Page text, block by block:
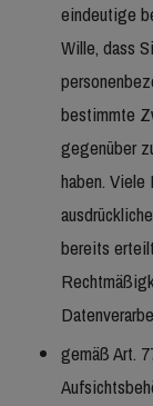
eindeutige
Wille, dass
bestimmte
gegenüber
haben. Viele
bereits
gemäß Art.